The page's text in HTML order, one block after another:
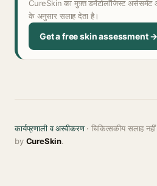
CureSkin का मुफ़्त डर्मेटोलॉजिस्ट असेसमेंट
के अनुसार सलाह देता है।
Get a free skin assessment →
कार्यप्रणाली व अस्वीकरण· चिकित्सकीय सलाह
by CureSkin.